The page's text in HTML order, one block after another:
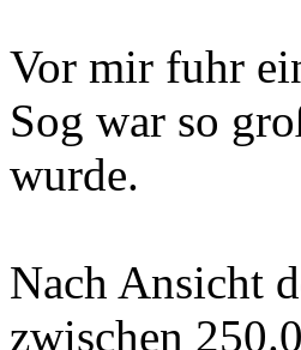
Vor mir fuhr
Sog war so
wurde.
Nach Ansicht
zwischen